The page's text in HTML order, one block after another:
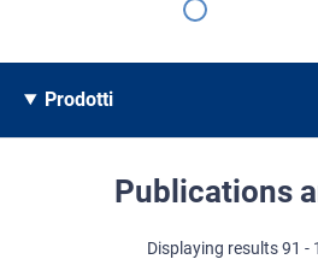
Prodotti
Publications
Displaying results 91 -